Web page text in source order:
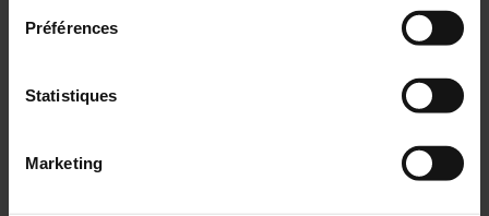
Préférences
Statistiques
Marketing
et notre empathie nous a permis d'obtenir la
certification NF "Service aux personnes à